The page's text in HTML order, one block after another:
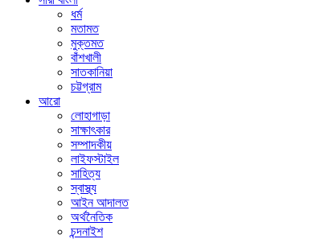
ধর্ম
মতামত
মুক্তমত
বাঁশখালী
সাতকানিয়া
চট্টগ্রাম
আরো
লোহাগাড়া
সাক্ষাৎকার
সম্পাদকীয়
লাইফস্টাইল
সাহিত্য
স্বাস্থ্য
আইন আদালত
অর্থনৈতিক
চন্দনাইশ